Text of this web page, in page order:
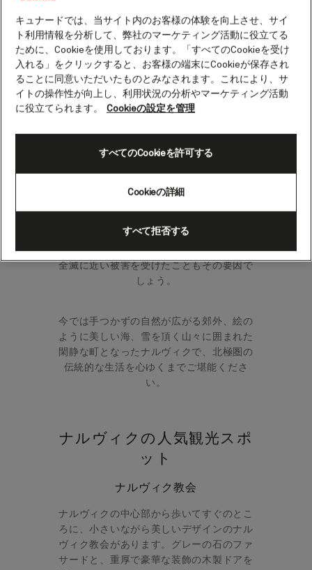
ナルヴィクの寄港地案内
ナルヴィクはノルウェー北部にある小さい
ながらも活気あふれる町です。迫力あるヴ
ェストフィヨルドとオフォトフィヨルド内
にひっそりと佇んでいます。1902年に建設
されたノルウェー初の工業都市であり、天
ち、近隣のキルナの鉄鉱山から鉄鉱石を輸
送する港として有名になりました。
スウェーデン人、英国人、そして港を頻繁
いものの多彩な歴史を持っています。ま
た、第二次世界大戦中の激しい海戦により
全滅に近い被害を受けたこともその要因で
しょう。
今では手つかずの自然が広がる郊外、絵の
ように美しい海、雪を頂く山々に囲まれた
閑静な町となったナルヴィクで、北極圏の
伝統的な生活を心ゆくまでご堪能くださ
い。
ナルヴィクの人気観光スポ
ット
ナルヴィク教会
ナルヴィクの中心部から歩いてすぐのとこ
ろに、小さいながら美しいデザインのナル
ヴィク教会があります。グレーの石のファ
サードと、重厚で豪華な装飾の木製ドアを
キュナードでは、当サイト内のお客様の体験を向上させ、サイ
ト利用情報を分析して、弊社のマーケティング活動に役立てる
ために、Cookieを使用しております。「すべてのCookieを受け
入れる」をクリックすると、お客様の端末にCookieが保存され
ることに同意いただいたものとみなされます。これにより、サ
イトの操作性が向上し、利用状況の分析やマーケティング活動
に役立てられます。
Cookieの設定を管理
Cookieの詳細
すべて拒否する
すべてのCookieを許可する